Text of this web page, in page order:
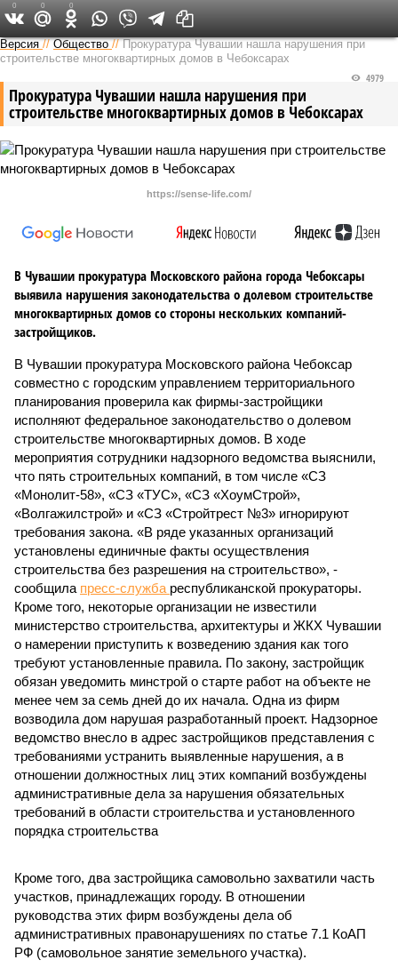
Версия в Чувашии
Версия //Общество //Прокуратура Чувашии нашла нарушения при
строительстве многоквартирных домов в Чебоксарах
Прокуратура Чувашии нашла нарушения при
строительстве многоквартирных домов в Чебоксарах
4979
https://sense-life.com/
В Чувашии прокуратура Московского района города Чебоксары
выявила нарушения законодательства о долевом строительстве
многоквартирных домов со стороны нескольких компаний-
застройщиков.
В Чувашии прокуратура Московского района Чебоксар
совместно с городским управлением территориального
планирования проверила как фирмы-застройщики
исполняют федеральное законодательство о долевом
строительстве многоквартирных домов. В ходе
мероприятия сотрудники надзорного ведомства выяснили,
что пять строительных компаний, в том числе «СЗ
«Монолит-58», «СЗ «ТУС», «СЗ «ХоумСтрой»,
«Волгажилстрой» и «СЗ «Стройтрест №3» игнорируют
требования закона. «В ряде указанных организаций
установлены единичные факты осуществления
строительства без разрешения на строительство», -
сообщила пресс-служба республиканской прокураторы.
Кроме того, некоторые организации не известили
министерство строительства, архитектуры и ЖКХ Чувашии
о намерении приступить к возведению здания как того
требуют установленные правила. По закону, застройщик
обязан уведомить минстрой о старте работ на объекте не
менее чем за семь дней до их начала. Одна из фирм
возводила дом нарушая разработанный проект. Надзорное
ведомство внесло в адрес застройщиков представления с
требованиями устранить выявленные нарушения, а в
отношении должностных лиц этих компаний возбуждены
административные дела за нарушения обязательных
требований в области строительства и установленного
порядка строительства
Кроме того, два застройщика самовольно захватили часть
участков, принадлежащих городу. В отношении
руководства этих фирм возбуждены дела об
административных правонарушениях по статье 7.1 КоАП
РФ (самовольное занятие земельного участка).
0 0 0